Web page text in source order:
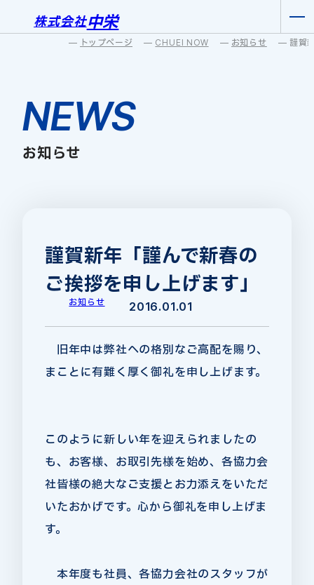
株式会社中栄
トップページ CHUEI NOW お知らせ
NEWS
お知らせ
謹賀新年「謹んで新春の
ご挨拶を申し上げます」
お知らせ 2016.01.01
旧年中は弊社への格別なご高配を賜り、
まことに有難く厚く御礼を申し上げます。
このように新しい年を迎えられましたの
も、お客様、お取引先様を始め、各協力会
社皆様の絶大なご支援とお力添えをいただ
いたおかげです。心から御礼を申し上げま
す。
本年度も社員、各協力会社のスタッフが